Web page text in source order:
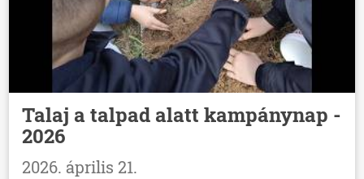
Talaj a talpad alatt kampánynap -
2026
2026. április 21.